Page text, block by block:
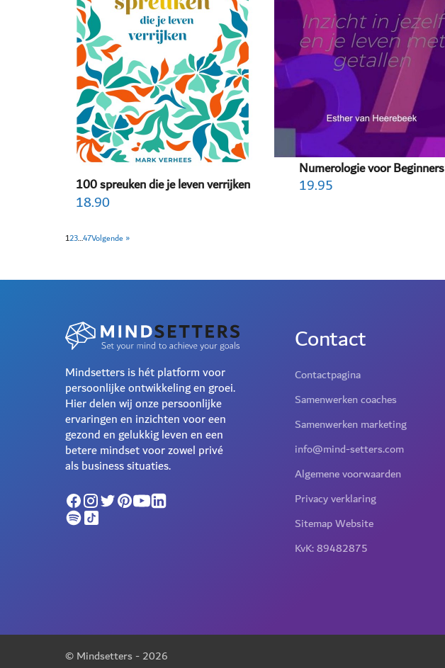
100 spreuken die je leven verrijken
18.90
Numerologie voor Beginners
19.95
123…47Volgende »
Mindsetters is hét platform voor
persoonlijke ontwikkeling en groei.
Hier delen wij onze persoonlijke
ervaringen en inzichten voor een
gezond en gelukkig leven en een
betere mindset voor zowel privé
als business situaties.
Contact
Contactpagina
Samenwerken coaches
Samenwerken marketing
info@mind-setters.com
Algemene voorwaarden
Privacy verklaring
Sitemap Website
KvK: 89482875
© Mindsetters -2026